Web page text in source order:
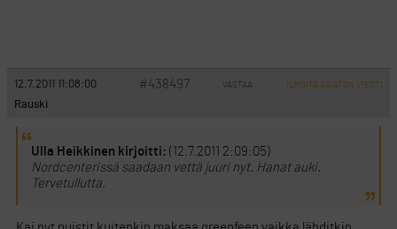
12.7.2011 11:08:00 #438497 VASTAA ILMOITA ASIATON VIESTI
Rauski
Ulla Heikkinen kirjoitti: (12.7.2011 2:09:05)
Nordcenterissä saadaan vettä juuri nyt. Hanat auki.
Tervetullutta.